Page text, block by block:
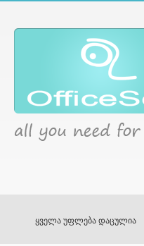
ყველა უფლება დაცულია